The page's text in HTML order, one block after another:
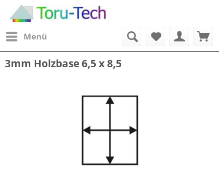
Menü
3mm Holzbase 6,5 x 8,5